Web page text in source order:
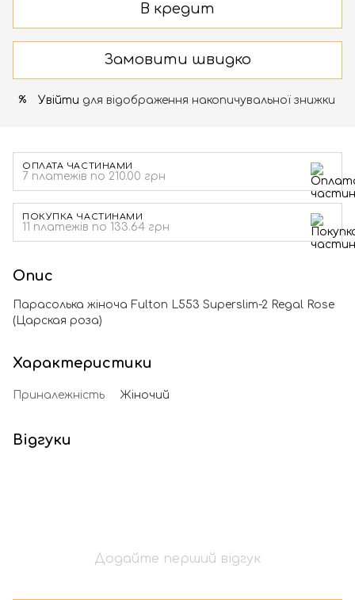
В кредит
Замовити швидко
% Увійти для відображення накопичувальної знижки
ОПЛАТА ЧАСТИНАМИ
7 платежів по 210.00 грн
ПОКУПКА ЧАСТИНАМИ
11 платежів по 133.64 грн
Опис
Парасолька жіноча Fulton L553 Superslim-2 Regal Rose
(Царская роза)
Характеристики
Приналежність Жіночий
Відгуки
Додайте перший відгук